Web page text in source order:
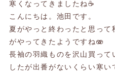
寒くなってきましたね☕️
こんにちは。池田です。
夏がやっと終わったと思っ
がやってきたようですね🫨
長袖の羽織ものを沢山買って
したが出番がないくらい寒い